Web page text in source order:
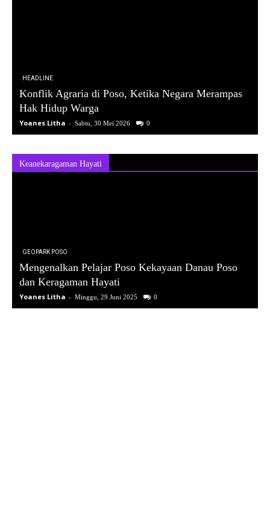
HEADLINE
Konflik Agraria di Poso, Ketika Negara Merampas
Hak Hidup Warga
Yoanes Litha - Sabtu, 30 Mei 2026 0
Keanekaragaman Hayati
GEOPARK POSO
Mengenalkan Pelajar Poso Kekayaan Danau Poso
dan Keragaman Hayati
Yoanes Litha - Minggu, 29 Juni 2025 0